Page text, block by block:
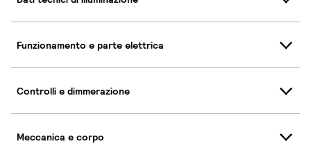
Funzionamento e parte elettrica
Controlli e dimmerazione
Meccanica e corpo